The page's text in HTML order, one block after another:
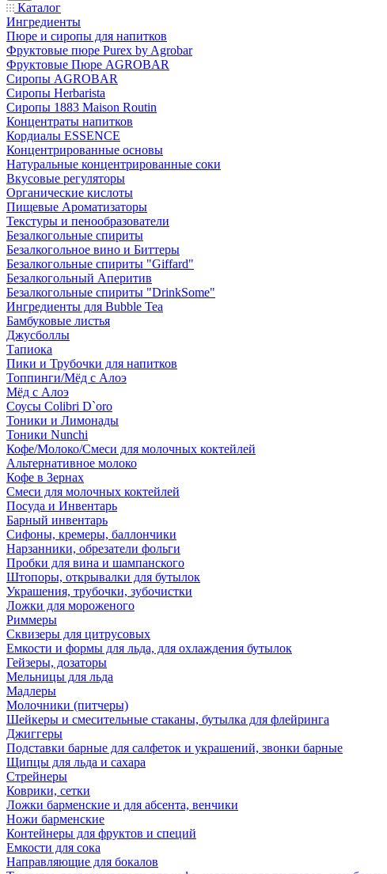
Каталог
Ингредиенты
Пюре и сиропы для напитков
Фруктовые пюре Purex by Agrobar
Фруктовые Пюре AGROBAR
Сиропы AGROBAR
Сиропы Herbarista
Сиропы 1883 Maison Routin
Концентраты напитков
Кордиалы ESSENCE
Концентрированные основы
Натуральные концентрированные соки
Вкусовые регуляторы
Органические кислоты
Пищевые Ароматизаторы
Текстуры и пенообразователи
Безалкогольные спириты
Безалкогольное вино и Биттеры
Безалкогольные спириты "Giffard"
Безалкогольный Аперитив
Безалкогольные спириты "DrinkSome"
Ингредиенты для Bubble Tea
Бамбуковые листья
Джусболлы
Тапиока
Пики и Трубочки для напитков
Топпинги/Мёд с Алоэ
Мёд с Алоэ
Соусы Colibri D`oro
Тоники и Лимонады
Тоники Nunchi
Кофе/Молоко/Смеси для молочных коктейлей
Альтернативное молоко
Кофе в Зернах
Смеси для молочных коктейлей
Посуда и Инвентарь
Барный инвентарь
Сифоны, кремеры, баллончики
Нарзанники, обрезатели фольги
Пробки для вина и шампанского
Штопоры, открывалки для бутылок
Украшения, трубочки, зубочистки
Ложки для мороженого
Риммеры
Сквизеры для цитрусовых
Емкости и формы для льда, для охлаждения бутылок
Гейзеры, дозаторы
Мельницы для льда
Мадлеры
Молочники (питчеры)
Шейкеры и смесительные стаканы, бутылка для флейринга
Джиггеры
Подставки барные для салфеток и украшений, звонки барные
Щипцы для льда и сахара
Стрейнеры
Коврики, сетки
Ложки барменские и для абсента, венчики
Ножи барменские
Контейнеры для фруктов и специй
Емкости для сока
Направляющие для бокалов